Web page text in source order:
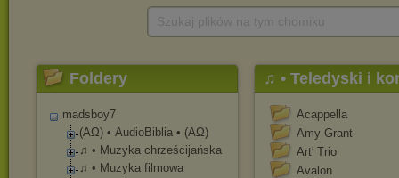
Foldery
madsboy7
(ΑΩ) • AudioBiblia • (ΑΩ)
♫ • Muzyka chrześcijańska
♫ • Muzyka filmowa
♫ • Teledyski i
Acappella
Amy Grant
Art' Trio
Avalon